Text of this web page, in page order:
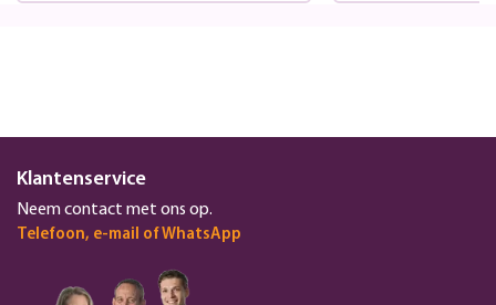
Klantenservice
Neem contact met ons op.
Telefoon, e-mail of WhatsApp